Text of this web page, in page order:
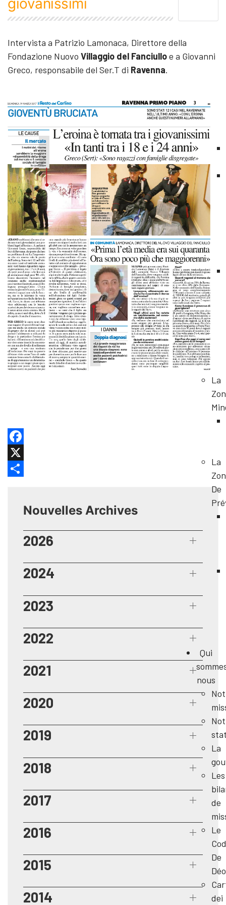
La
La
De
Qui
nous
La
Les
de
Le
De
dei
Intervista a Patrizio Lamonaca, Direttore della
Fondazione Nuovo Villaggio del Fanciulloe a Giovanni
Greco, responsabile del Ser.T di Ravenna.
Facebook
X
Nouvelles Archives
2026
2024
2023
2022
2021
2020
2019
2018
2017
2016
2015
2014